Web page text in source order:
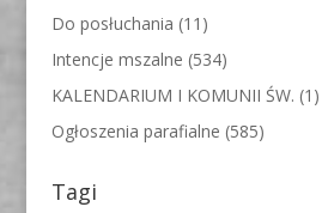
Do posłuchania (11)
Intencje mszalne (534)
KALENDARIUM I KOMUNII ŚW. (1)
Ogłoszenia parafialne (585)
Tagi